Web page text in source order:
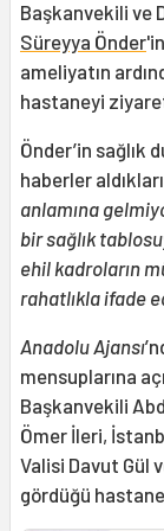
Başkanvekili ve
Süreyya Önder
ameliyatın
hastaneyi
Önder’in sağlık
haberler
anlamına
bir sağlık
ehil kadroların
rahatlıkla ifade
Anadolu Ajansı
mensuplarına
Başkanvekili
Ömer İleri,
Valisi Davut Gül
gördüğü